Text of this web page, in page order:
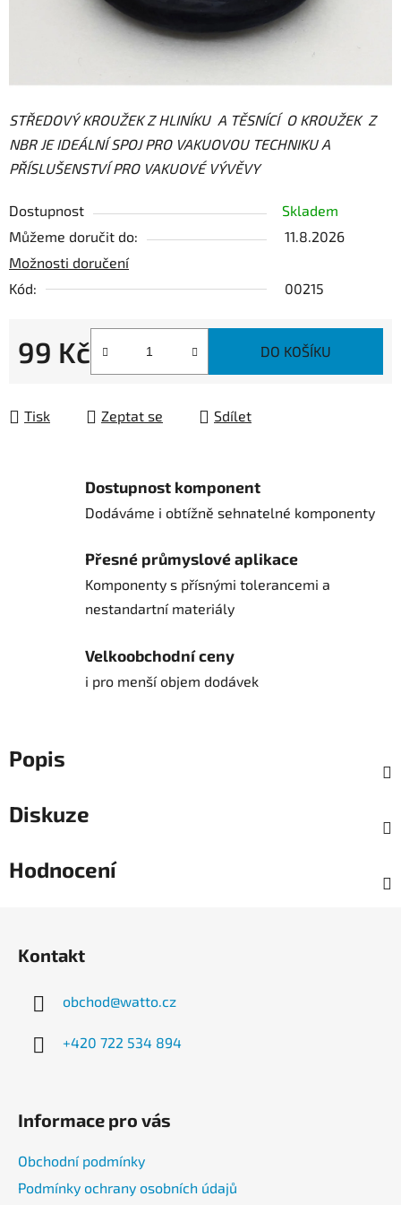
STŘEDOVÝ KROUŽEK Z HLINÍKU A TĚSNÍCÍ O KROUŽEK Z
NBR JE IDEÁLNÍ SPOJ PRO VAKUOVOU TECHNIKU A
PŘÍSLUŠENSTVÍ PRO VAKUOVÉ VÝVĚVY
Dostupnost
Skladem
Můžeme doručit do:
11.8.2026
Možnosti doručení
Kód:
00215
99 Kč
Měrná cena:
DO KOŠÍKU
Tisk Zeptat se Sdílet
Dostupnost komponent
Dodáváme i obtížně sehnatelné komponenty
Přesné průmyslové aplikace
Komponenty s přísnými tolerancemi a
nestandartní materiály
Velkoobchodní ceny
i pro menší objem dodávek
Popis
Diskuze
Hodnocení
Kontakt
obchod@watto.cz
+420 722 534 894
Informace pro vás
Obchodní podmínky
Podmínky ochrany osobních údajů